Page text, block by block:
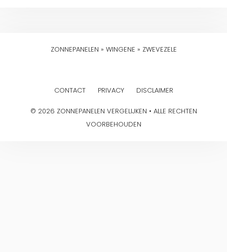
ZONNEPANELEN » WINGENE » ZWEVEZELE
CONTACT PRIVACY DISCLAIMER
© 2026 ZONNEPANELEN VERGELIJKEN • ALLE RECHTEN
VOORBEHOUDEN